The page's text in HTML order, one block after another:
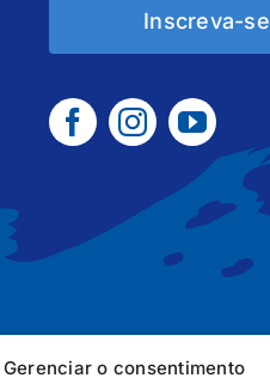
Gerenciar o consentimento
Inscreva-se